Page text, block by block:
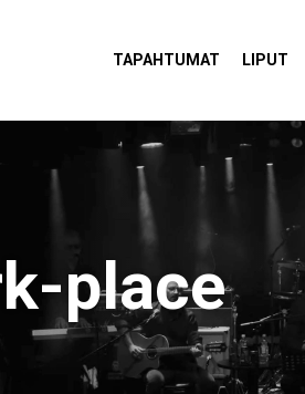
TAPAHTUMAT LIPUT
place